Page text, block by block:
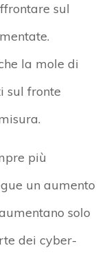
sul
la mole di
sul fronte
più
un aumento
solo
dei cyber-